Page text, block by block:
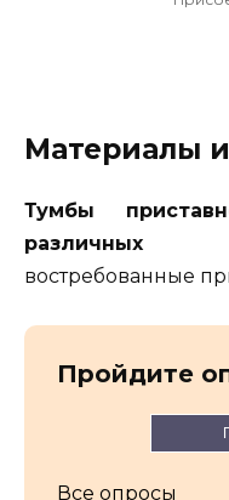
Материалы
Тумбы
различных
востребованные
Пройдите
Все опросы